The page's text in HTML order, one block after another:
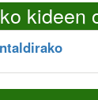
kideen